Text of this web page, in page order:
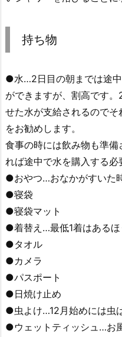
持ち物
●水…2日目の朝までは途
ができますが、割高です
せた水が支給されるので
をお勧めします。
食事の時には飲み物も準
れば途中で水を購入する必
●おやつ…おなかがすいた
●寝袋
●寝袋マット
●着替え…最低1着はあるほ
●タオル
●カメラ
●パスポート
●日焼け止め
●虫よけ…12月始めには虫
●ウェットティッシュ…お